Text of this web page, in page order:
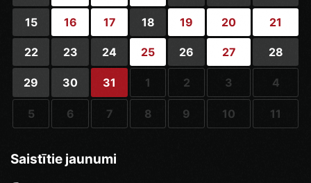
15 16 17 18 19 20 21
22 23 24 25 26 27 28
29 30 31 1 2 3 4
5 6 7 8 9 10 11
Saistītie jaunumi